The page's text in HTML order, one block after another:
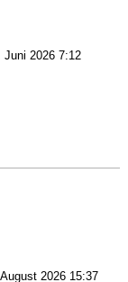
2026 7:12
2026 15:37